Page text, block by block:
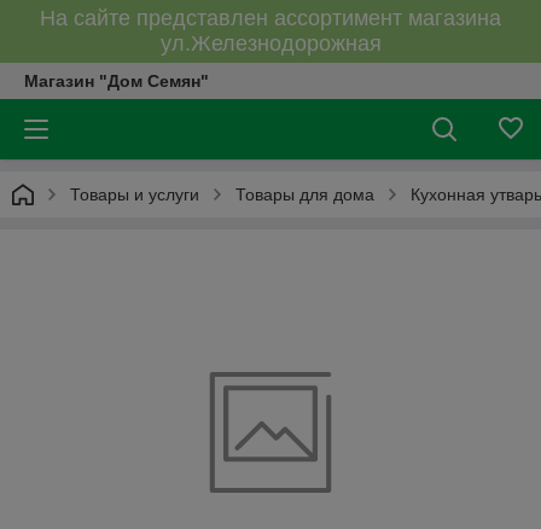
На сайте представлен ассортимент магазина
ул.Железнодорожная
Магазин "Дом Семян"
Товары и услуги Товары для дома Кухонная